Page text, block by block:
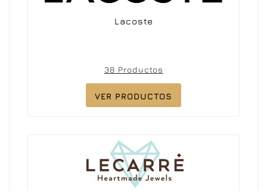
Lacoste
38 Productos
VER PRODUCTOS